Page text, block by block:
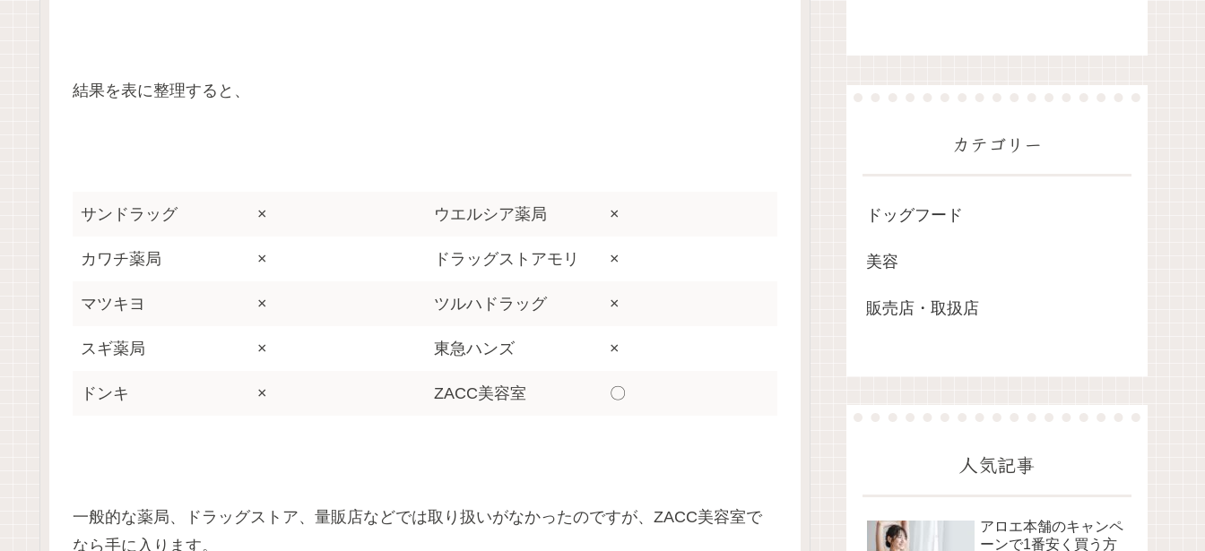
結果を表に整理すると、
サンドラッグ × ウエルシア薬局 ×
カワチ薬局 × ドラッグストアモリ ×
マツキヨ × ツルハドラッグ ×
スギ薬局 × 東急ハンズ ×
ドンキ × ZACC美容室 〇
一般的な薬局、ドラッグストア、量販店などでは取り扱いがなかったのですが、ZACC美容室で
なら手に入ります。
カテゴリー
ドッグフード
美容
販売店・取扱店
人気記事
アロエ本舗のキャンペ
ーンで1番安く買う方